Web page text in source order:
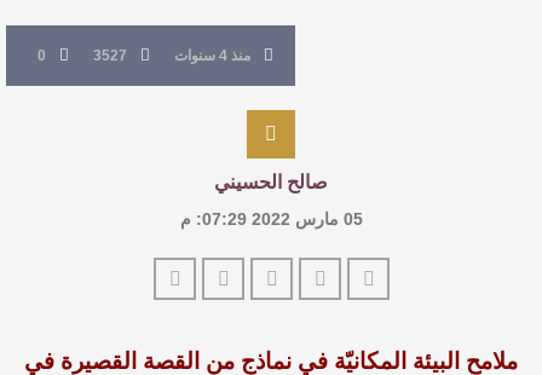
منذ 4 سنوات 3527
0
صالح الحسيني
05 مارس 2022 07:29: م
ملامح البيئة المكانيّة في نماذج من القصة القصيرة في